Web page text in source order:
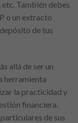
También debes
o un extracto
de tus
allá de ser un
herramienta
la practicidad y
financiera.
de sus